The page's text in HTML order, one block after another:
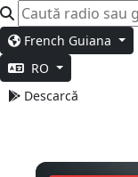
French Guiana
RO
Descarcă